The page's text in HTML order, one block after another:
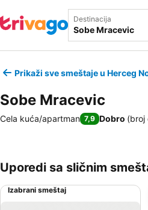
Destinacija
Prikaži sve smeštaje u Herceg
Sobe Mracevic
Cela kuća/apartman 7,9 Dobro (broj
Uporedi sa sličnim
Izabrani smeštaj